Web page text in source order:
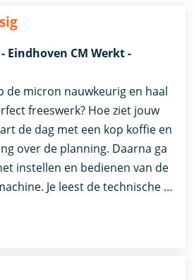
- Eindhoven CM Werkt -
de micron nauwkeurig en haal
freeswerk? Hoe ziet jouw
de dag met een kop koffie en
over de planning. Daarna ga
instellen en bedienen van de
Je leest de technische …